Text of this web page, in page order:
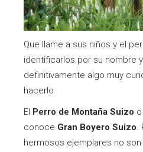
Que llame a sus niños y el
identificarlos por su nombre
definitivamente algo muy
hacerlo
El Perro de Montaña Suizo
conoce Gran Boyero Suizo.
hermosos ejemplares no